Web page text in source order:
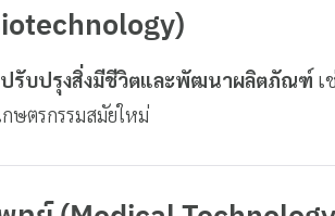
ปรับปรุงสิ่งมีชีวิตและพัฒนาผลิตภัณฑ์ เ
ษตรกรรมสมัยใหม่